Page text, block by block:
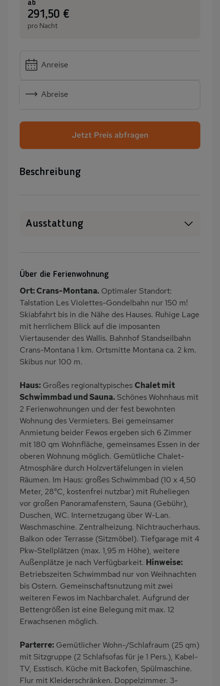
ab
:291,50 €
pro Nacht
Anreise
Abreise
Jetzt Preis abfragen
Beschreibung
Ausstattung
Heizung
PKW-Parkplatz
Dusche
Küche
Herd (4 Kochfelder)
Backofen
Geschirrspülmaschine
Kühlschrank
Mikrowelle
Panoramablick
Nichtraucher
Haustiere/Hund
verboten
Badewanne/WC
Bergblick
Über die Ferienwohnung
Ort: Crans-Montana. Optimaler Standort:
Talstation Les Violettes-Gondelbahn nur 150 m!
Skiabfahrt bis in die Nähe des Hauses. Ruhige Lage
mit herrlichem Blick auf die imposanten
Viertausender des Wallis. Bahnhof Standseilbahn
Crans-Montana 1 km. Ortsmitte Montana ca. 2 km.
Skibus nur 100 m.
Haus: Großes regionaltypischesChalet mit
Schwimmbad und Sauna. Schönes Wohnhaus mit
2 Ferienwohnungen und der fest bewohnten
Wohnung des Vermieters. Bei gemeinsamer
Anmietung beider Fewos ergeben sich 6 Zimmer
mit 180 qm Wohnfläche, gemeinsames Essen in der
oberen Wohnung möglich. Gemütliche Chalet-
Atmosphäre durch Holzvertäfelungen in vielen
Räumen. Im Haus: großes Schwimmbad (10 x 4,50
Meter, 28°C, kostenfrei nutzbar) mit Ruheliegen
vor großen Panoramafenstern, Sauna (Gebühr),
Duschen, WC. Internetzugang über W-Lan.
Waschmaschine. Zentralheizung. Nichtraucherhaus.
Balkon oder Terrasse (Sitzmöbel). Tiefgarage mit 4
Pkw-Stellplätzen (max. 1,95 m Höhe), weitere
Außenplätze je nach Verfügbarkeit. Hinweise:
Betriebszeiten Schwimmbad nur von Weihnachten
bis Ostern. Gemeinschaftsnutzung mit zwei
weiteren Fewos im Nachbarchalet. Aufgrund der
Bettengrößen ist eine Belegung mit max. 12
Erwachsenen möglich.
Parterre: Gemütlicher Wohn-/Schlafraum (25 qm)
mit Sitzgruppe (2 Schlafsofas für je 1 Pers.), Kabel-
TV, Esstisch. Küche mit Backofen, Spülmaschine.
Flur mit Kleiderschränken. Doppelzimmer. 3-